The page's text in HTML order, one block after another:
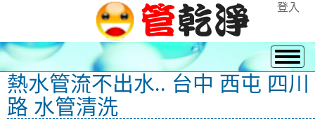
登入
熱水管流不出水.. 台中 西屯 四川
路 水管清洗